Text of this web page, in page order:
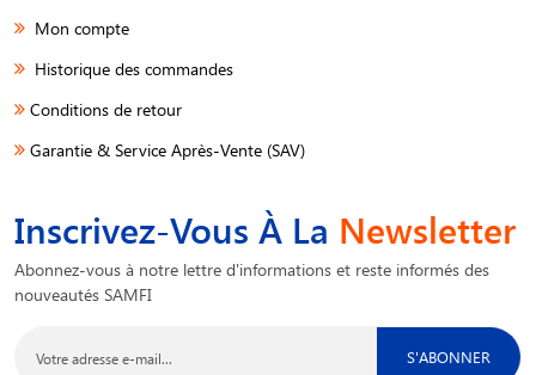
Mon compte
Historique des commandes
Conditions de retour
Garantie & Service Après-Vente (SAV)
Inscrivez-Vous À La Newsletter
Abonnez-vous à notre lettre d'informations et reste informés des
nouveautés SAMFI
S'ABONNER